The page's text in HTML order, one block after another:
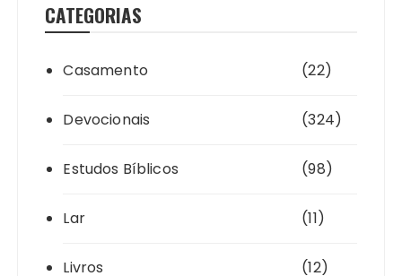
CATEGORIAS
Casamento (22)
Devocionais (324)
Estudos Bíblicos (98)
Lar (11)
Livros (12)